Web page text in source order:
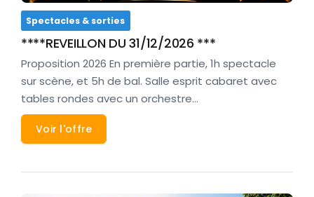
Spectacles & sorties
****REVEILLON DU 31/12/2026 ***
Proposition 2026 En première partie, 1h spectacle
sur scène, et 5h de bal. Salle esprit cabaret avec
tables rondes avec un orchestre…
Voir l'offre